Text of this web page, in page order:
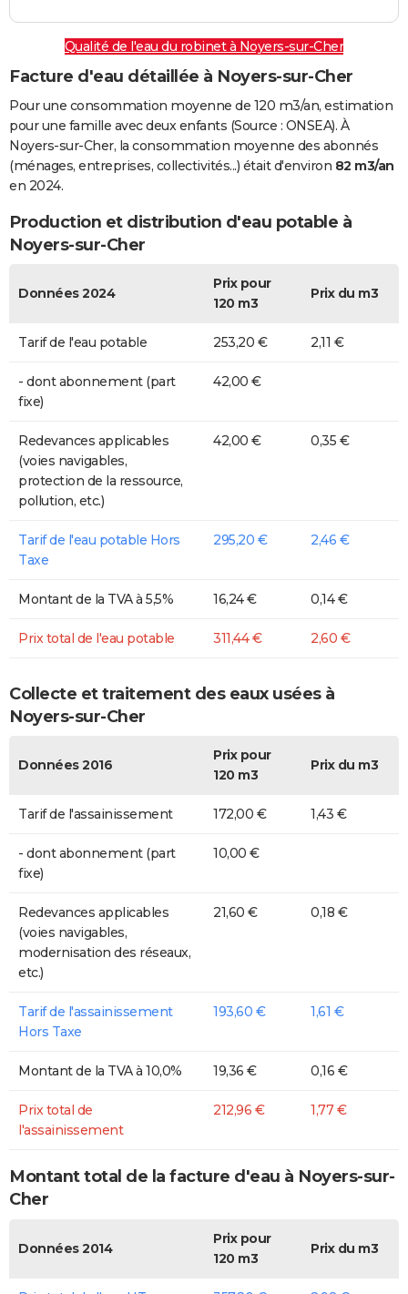
Qualité de l'eau du robinet à Noyers-sur-Cher
Facture d'eau détaillée à Noyers-sur-Cher
Pour une consommation moyenne de 120 m3/an, estimation
pour une famille avec deux enfants (Source : ONSEA). À
Noyers-sur-Cher, la consommation moyenne des abonnés
(ménages, entreprises, collectivités...) était d'environ 82 m3/an
en 2024.
Production et distribution d'eau potable à
Noyers-sur-Cher
Données 2024
Prix pour
120 m3
Prix du m3
Tarif de l'eau potable 253,20 € 2,11 €
- dont abonnement (part
fixe)
42,00 €
Redevances applicables
(voies navigables,
protection de la ressource,
pollution, etc.)
42,00 € 0,35 €
Tarif de l'eau potable Hors
Taxe
295,20 € 2,46 €
Montant de la TVA à 5,5% 16,24 € 0,14 €
Prix total de l'eau potable 311,44 € 2,60 €
Collecte et traitement des eaux usées à
Noyers-sur-Cher
Données 2016
Prix pour
120 m3
Prix du m3
Tarif de l'assainissement 172,00 € 1,43 €
- dont abonnement (part
fixe)
10,00 €
Redevances applicables
(voies navigables,
modernisation des réseaux,
etc.)
21,60 € 0,18 €
Tarif de l'assainissement
Hors Taxe
193,60 € 1,61 €
Montant de la TVA à 10,0% 19,36 € 0,16 €
Prix total de
l'assainissement
212,96 € 1,77 €
Montant total de la facture d'eau à Noyers-sur-
Cher
Données 2014
Prix pour
120 m3
Prix du m3